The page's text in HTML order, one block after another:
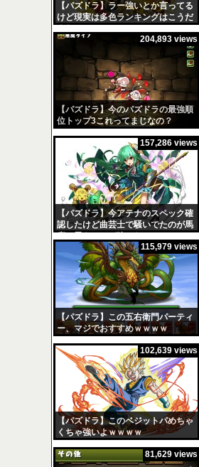
【パズドラ】ラー強いとか言ってる
けど現実は多色ランキングはこうだ
【パズドラ】今のパズドラの最強順
位トップ3これってまじなの？
204,893 views
【パズドラ】今アテナのスペック確
認したけど曲芸士で騒いでたのが馬
157,286 views
【パズドラ】この五右衛門パーティ
ー、マジでおすすめｗｗｗｗ
115,979 views
【パズドラ】このベジットパめちゃ
くちゃ強いよｗｗｗｗ
102,639 views
81,629 views